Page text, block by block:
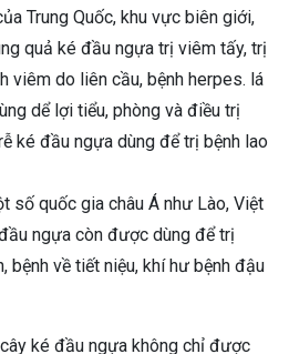
Trung Quốc, khu vực biên giới,
quả ké đầu ngựa trị viêm tấy, trị
viêm do liên cầu, bệnh herpes. lá
dể lợi tiểu, phòng và điều trị
ké đầu ngựa dùng để trị bệnh lao
số quốc gia châu Á như Lào, Việt
ngựa còn được dùng để trị
bệnh về tiết niệu, khí hư bệnh đậu
ké đầu ngựa không chỉ được